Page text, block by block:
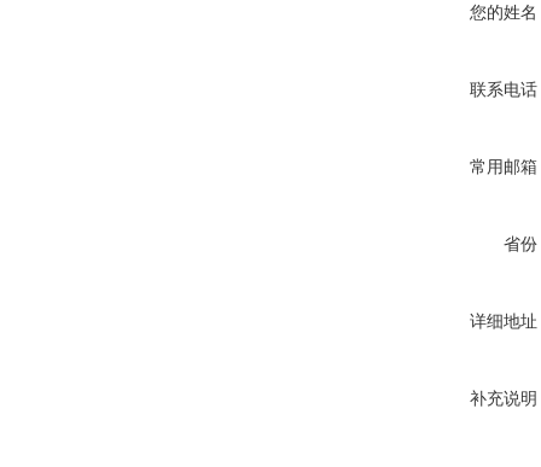
您的姓名
联系电话
常用邮箱
省份
详细地址
补充说明